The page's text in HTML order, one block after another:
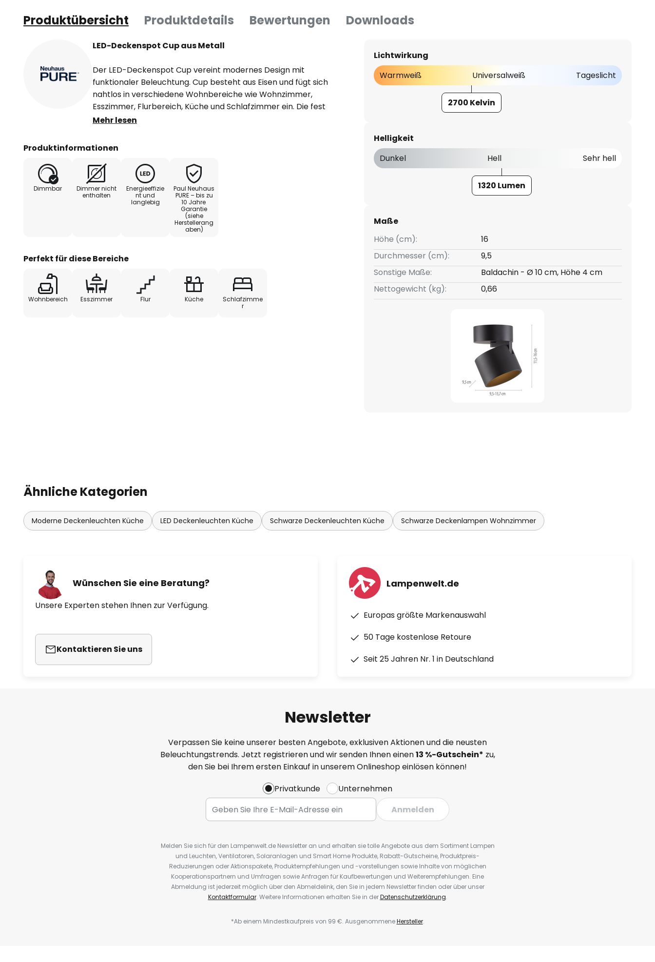
Produktübersicht Produktdetails Bewertungen Downloads
LED-Deckenspot Cup aus Metall
Der LED-Deckenspot Cup vereint modernes Design mit
funktionaler Beleuchtung. Cup besteht aus Eisen und fügt sich
nahtlos in verschiedene Wohnbereiche wie Wohnzimmer,
Esszimmer, Flurbereich, Küche und Schlafzimmer ein. Die fest
integrierte LED-Lichtquelle sorgt für eine gleichmäßige,
die eine einladende und behagliche Atmosphäre schafft.
Die Möglichkeit zur Dimmbarkeit über einen externen Tronic-
Dimmer bietet zusätzliche Flexibilität bei der Anpassung der
Lichtintensität, um die gewünschte Stimmung zu erzeugen.
Energiesparendes Licht rundet das Profil dieses vielseitigen
Deckenspots ab und macht ihn zu einer idealen Wahl für die
stilbewusste Einrichtung von Innenräumen.
Mehr lesen
Produktinformationen
Dimmbar
Dimmer nicht
enthalten
Energieeffizie
nt und
langlebig
Paul Neuhaus
PURE – bis zu
10 Jahre
Garantie
(siehe
Herstellerang
aben)
Perfekt für diese Bereiche
Wohnbereich Esszimmer Flur Küche
Schlafzimme
r
Lichtwirkung
Warmweiß
Universalweiß Tageslicht
2700 Kelvin
Helligkeit
Dunkel
Hell Sehr hell
1320 Lumen
Maße
Höhe (cm):
16
Durchmesser (cm):
9,5
Sonstige Maße:
Baldachin - Ø 10 cm, Höhe 4 cm
Nettogewicht (kg):
0,66
Ähnliche Kategorien
Moderne Deckenleuchten Küche LED Deckenleuchten Küche Schwarze Deckenleuchten Küche Schwarze Deckenlampen Wohnzimmer
Wünschen Sie eine Beratung?
Unsere Experten stehen Ihnen zur Verfügung.
Kontaktieren Sie uns
Lampenwelt.de
Europas größte Markenauswahl
50 Tage kostenlose Retoure
Seit 25 Jahren Nr. 1 in Deutschland
Newsletter
Verpassen Sie keine unserer besten Angebote, exklusiven Aktionen und die neusten
Beleuchtungstrends. Jetzt registrieren und wir senden Ihnen einen13 %-Gutschein* zu,
den Sie bei Ihrem ersten Einkauf in unserem Onlineshop einlösen können!
Privatkunde
Unternehmen
Anmelden
Melden Sie sich für den Lampenwelt.de Newsletter an und erhalten sie tolle Angebote aus dem Sortiment Lampen
und Leuchten, Ventilatoren, Solaranlagen und Smart Home Produkte, Rabatt-Gutscheine, Produktpreis-
Reduzierungen oder Aktionspakete, Produktempfehlungen und -vorstellungen sowie Inhalte von möglichen
Kooperationspartnern und Umfragen sowie Anfragen für Kaufbewertungen und Weiterempfehlungen. Eine
Abmeldung ist jederzeit möglich über den Abmeldelink, den Sie in jedem Newsletter finden oder über unser
Kontaktformular. Weitere Informationen erhalten Sie in derDatenschutzerklärung.
*Ab einem Mindestkaufpreis von 99 €. AusgenommeneHersteller.